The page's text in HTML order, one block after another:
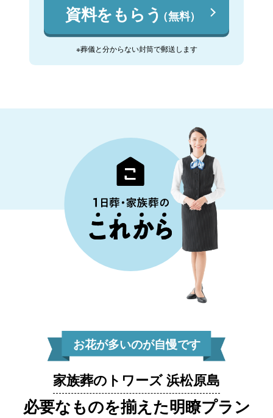
資料をもらう（無料）
※葬儀と分からない封筒で郵送します
お花が多いのが自慢です
家族葬のトワーズ 浜松原島
必要なものを揃えた明瞭プラン